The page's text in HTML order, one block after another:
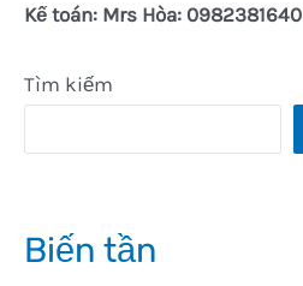
Tìm kiếm
Biến tần
Kế toán: Mrs Hòa: 0982381640